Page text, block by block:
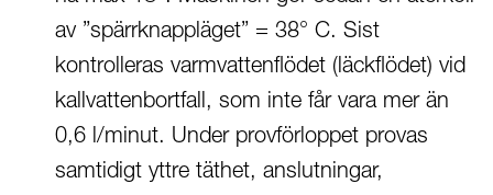
av ”spärrknappläget” = 38° C. Sist
kontrolleras varmvattenflödet (läckflödet) vid
kallvattenbortfall, som inte får vara mer än
0,6 l/minut. Under provförloppet provas
samtidigt yttre täthet, anslutningar,